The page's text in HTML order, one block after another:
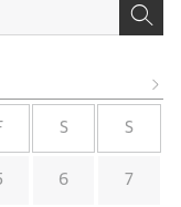
S S
6 7